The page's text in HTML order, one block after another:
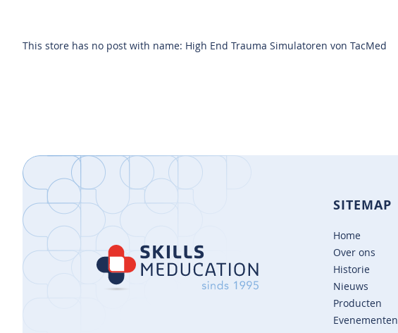
This store has no post with name: High End Trauma Simulatoren von TacMed
SITEMAP
Home
Over ons
Historie
Nieuws
Producten
Evenementen